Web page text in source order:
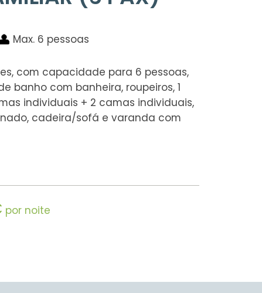
Max. 6 pessoas
com capacidade para 6 pessoas,
banho com banheira, roupeiros, 1
individuais + 2 camas individuais,
cadeira/sofá e varanda com
por noite